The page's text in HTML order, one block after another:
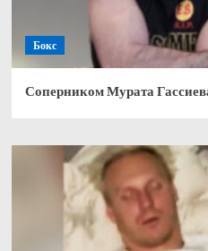
Бокс
Соперником Мурата